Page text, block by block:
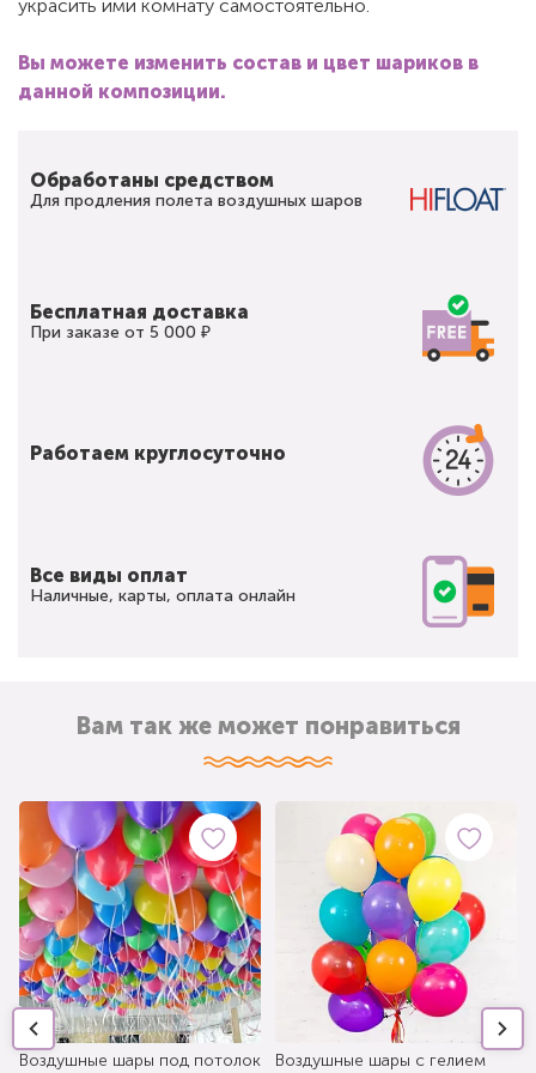
украсить ими комнату самостоятельно.
Вы можете изменить состав и цвет шариков в
данной композиции.
Обработаны средством
Для продления полета воздушных шаров
Бесплатная доставка
При заказе от 5 000 ₽
Работаем круглосуточно
Все виды оплат
Наличные, карты, оплата онлайн
Вам так же может понравиться
Воздушные шары под потолок
Воздушные шары с гелием